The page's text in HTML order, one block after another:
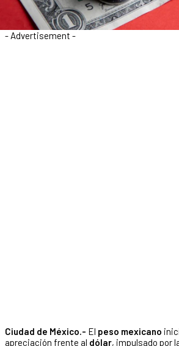
- Advertisement -
Ciudad de México.- El peso mexicano
apreciación frente al dólar, impulsado por